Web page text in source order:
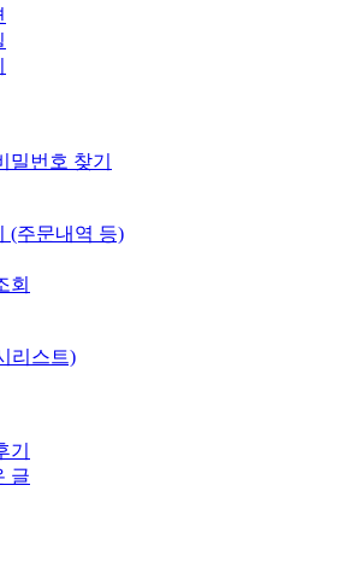
밀번호 찾기
(주문내역 등)
회
리스트)
기
글